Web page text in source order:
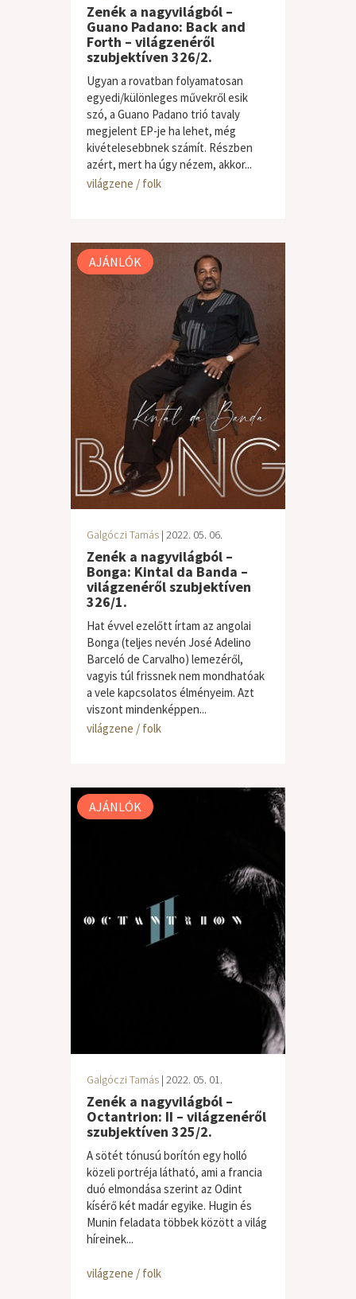
Zenék a nagyvilágból –
Guano Padano: Back and
Forth – világzenéről
szubjektíven 326/2.
Ugyan a rovatban folyamatosan
egyedi/különleges művekről esik
szó, a Guano Padano trió tavaly
megjelent EP-je ha lehet, még
kivételesebbnek számít. Részben
azért, mert ha úgy nézem, akkor...
világzene / folk
AJÁNLÓK
Galgóczi Tamás | 2022. 05. 06.
Zenék a nagyvilágból –
Bonga: Kintal da Banda –
világzenéről szubjektíven
326/1.
Hat évvel ezelőtt írtam az angolai
Bonga (teljes nevén José Adelino
Barceló de Carvalho) lemezéről,
vagyis túl frissnek nem mondhatóak
a vele kapcsolatos élményeim. Azt
viszont mindenképpen...
világzene / folk
AJÁNLÓK
Galgóczi Tamás | 2022. 05. 01.
Zenék a nagyvilágból –
Octantrion: II – világzenéről
szubjektíven 325/2.
A sötét tónusú borítón egy holló
közeli portréja látható, ami a francia
duó elmondása szerint az Odint
kísérő két madár egyike. Hugin és
Munin feladata többek között a világ
híreinek...
világzene / folk